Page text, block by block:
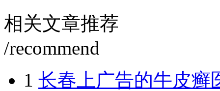
相关文章推荐
/recommend
1 长春上广告的牛皮癣